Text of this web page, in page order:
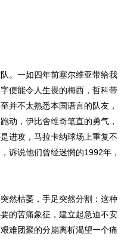
。一如四年前塞尔维亚带给我
便能令人生畏的梅西 ， 哲科带
至并不太熟悉本国语言的队友，
动， 伊比舍维奇笔直的勇气，
进攻，马拉卡纳球场上重复不
诉说他们曾经迷惘的1992年，
然枯萎，手足突然分割：这种
的苦痛象征，建立起急迫不安
难团聚的分崩离析渴望一个痛